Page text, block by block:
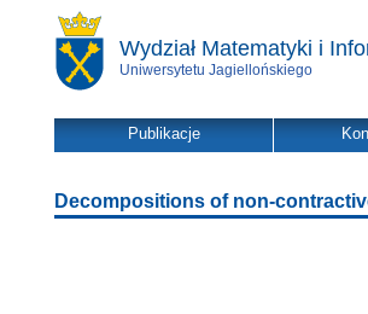
Wydział Matematyki i
Uniwersytetu Jagiellońskiego
Publikacje
Decompositions of non-